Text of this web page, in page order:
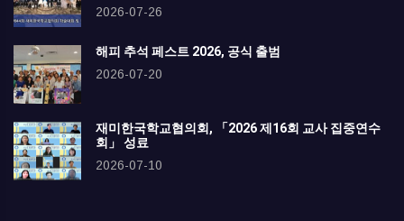
2026-07-26
해피 추석 페스트 2026, 공식 출범
2026-07-20
재미한국학교협의회, 「2026 제16회 교사 집중연수
회」 성료
2026-07-10